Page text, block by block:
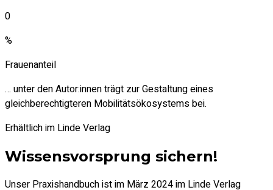
0
%
Frauenanteil
… unter den Autor:innen trägt zur Gestaltung eines
gleichberechtigteren Mobilitätsökosystems bei.
Erhältlich im Linde Verlag
Wissensvorsprung sichern!
Unser Praxishandbuch ist im März 2024 im Linde Verlag